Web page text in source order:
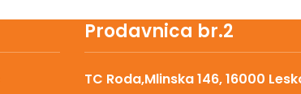
Prodavnica br.2
TC Roda,Mlinska 146, 16000